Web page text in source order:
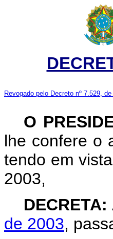
Revogado pelo Decreto nº 7.529, de
O
lhe confere o
tendo em
2003,
DECRETA:
de 2003,